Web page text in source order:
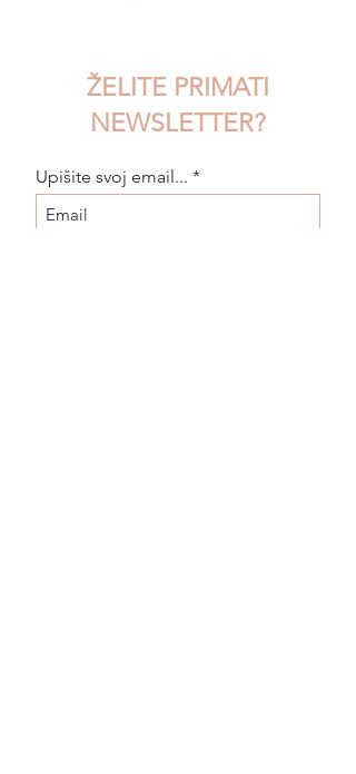
ŽELITE PRIMATI
NEWSLETTER?
Upišite svoj email...